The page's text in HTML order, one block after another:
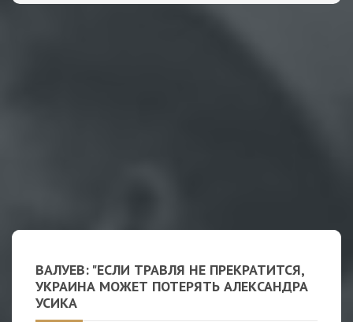
ВАЛУЕВ: "ЕСЛИ ТРАВЛЯ НЕ ПРЕКРАТИТСЯ,
УКРАИНА МОЖЕТ ПОТЕРЯТЬ АЛЕКСАНДРА
УСИКА